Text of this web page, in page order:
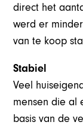
direct het
werd er
van te koop
Stabiel
Veel
mensen die al
basis van de